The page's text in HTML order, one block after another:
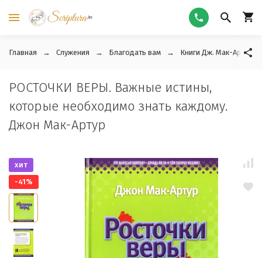
Главная Служения Благодать вам Книги Дж. Мак-Артура
РОСТОЧКИ ВЕРЫ. Важные истины,
которые необходимо знать каждому.
Джон Мак-Артур
хит
-41%